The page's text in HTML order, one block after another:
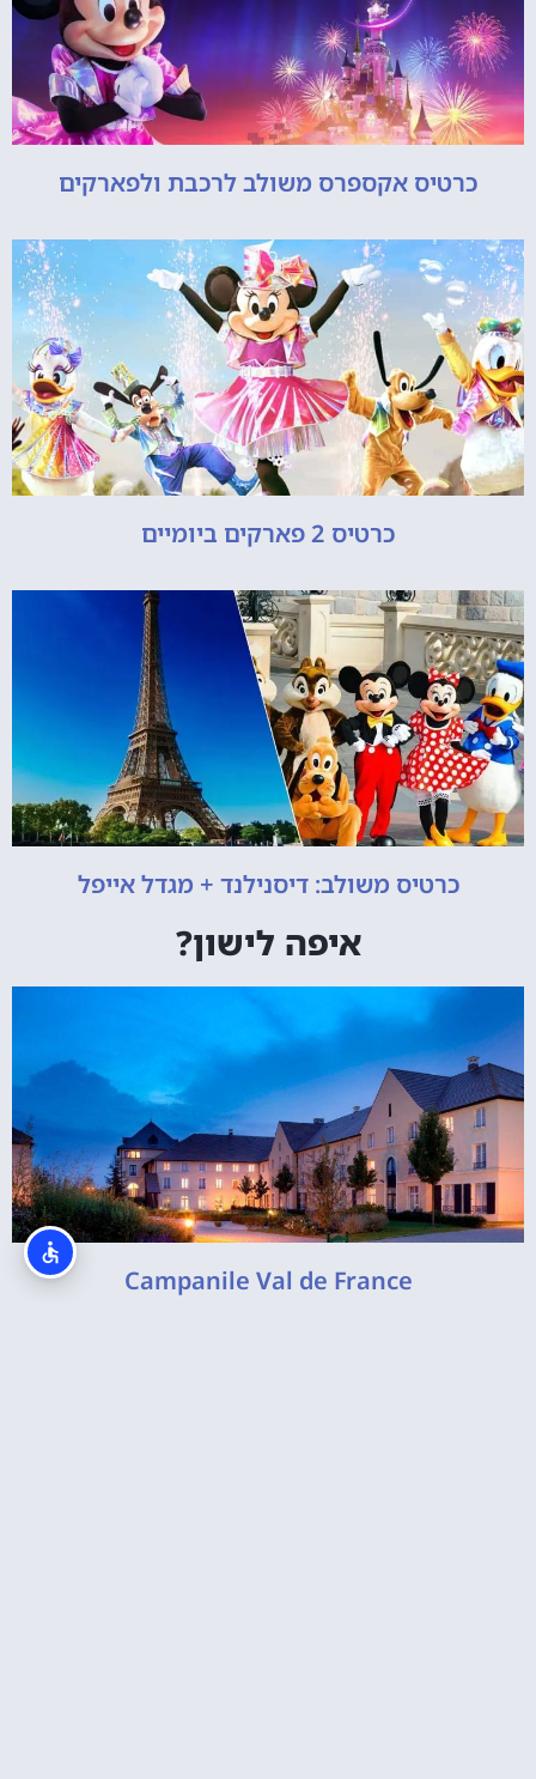
כרטיס אקספרס משולב לרכבת ולפארקים
כרטיס 2 פארקים ביומיים
כרטיס משולב: דיסנילנד + מגדל אייפל
איפה לישון?
Campanile Val de France